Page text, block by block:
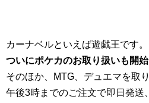
カーナベルといえば遊戯王です。
ついにポケカのお取り扱いも開始
そのほか、MTG、デュエマを取
午後3時までのご注文で即日発送